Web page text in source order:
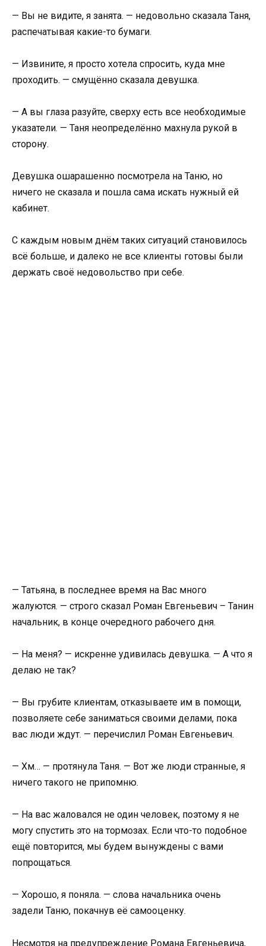
— Вы не видите, я занята. — недовольно сказала Таня,
распечатывая какие-то бумаги.
— Извините, я просто хотела спросить, куда мне
проходить. — смущённо сказала девушка.
— А вы глаза разуйте, сверху есть все необходимые
указатели. — Таня неопределённо махнула рукой в
сторону.
Девушка ошарашенно посмотрела на Таню, но
ничего не сказала и пошла сама искать нужный ей
кабинет.
С каждым новым днём таких ситуаций становилось
всё больше, и далеко не все клиенты готовы были
держать своё недовольство при себе.
— Татьяна, в последнее время на Вас много
жалуются. — строго сказал Роман Евгеньевич – Танин
начальник, в конце очередного рабочего дня.
— На меня? — искренне удивилась девушка. — А что я
делаю не так?
— Вы грубите клиентам, отказываете им в помощи,
позволяете себе заниматься своими делами, пока
вас люди ждут. — перечислил Роман Евгеньевич.
— Хм… — протянула Таня. — Вот же люди странные, я
ничего такого не припомню.
— На вас жаловался не один человек, поэтому я не
могу спустить это на тормозах. Если что-то подобное
ещё повторится, мы будем вынуждены с вами
попрощаться.
— Хорошо, я поняла. — слова начальника очень
задели Таню, покачнув её самооценку.
Несмотря на предупреждение Романа Евгеньевича,